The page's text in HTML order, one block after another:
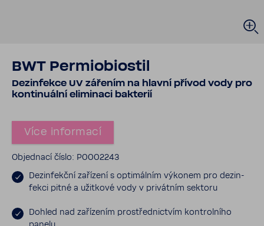
BWT Permi­o­bi­ostil
Dezin­fekce UV zářením na hlavní přívod vody pro
konti­nu­ální elimi­naci bakterií
Více infor­mací
Objed­nací číslo: P0002243
Dezin­fekční zaří­zení s opti­málním výkonem pro dezin­
fekci pitné a užit­kové vody v privátním sektoru
Dohled nad zaří­zením prostřed­nic­tvím kont­rol­ního